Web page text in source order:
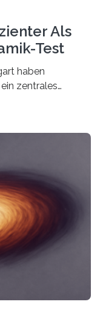
Als
Test
haben
zentrales
physikalische
veröffentlichte
sind
thermische
– oder anders
ist es in den…